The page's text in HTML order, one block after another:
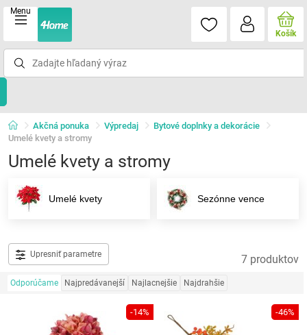
Menu
Košík
Akčná ponuka Výpredaj
Bytové doplnky a dekorácie
Umelé kvety a stromy
Umelé kvety a stromy
Umelé kvety Sezónne vence
Upresniť parametre 7 produktov
Odporúčame Najpredávanejší Najlacnejšie Najdrahšie
-14% -46%